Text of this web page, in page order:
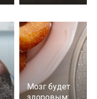
Мозг будет